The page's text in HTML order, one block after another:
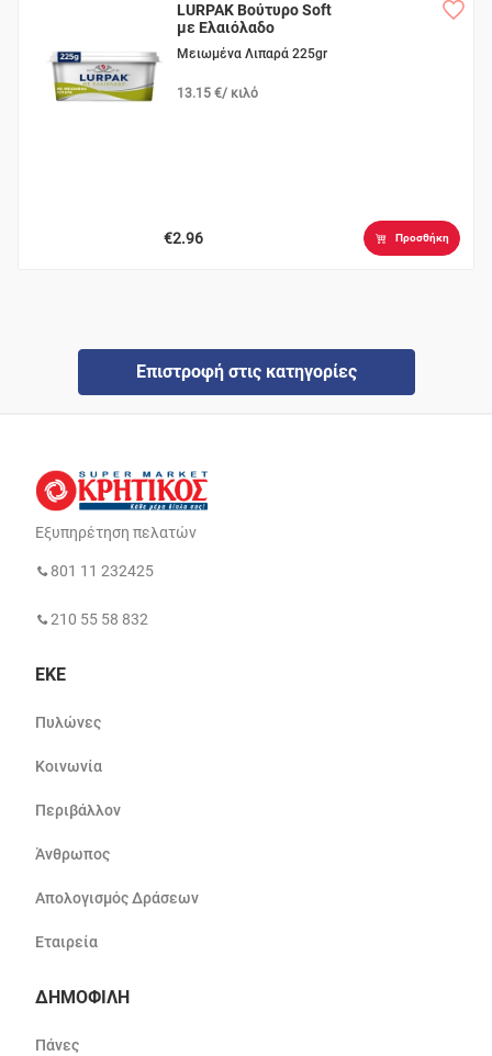
LURPAK Βούτυρο Soft
με Ελαιόλαδο
Μειωμένα Λιπαρά 225gr
13.15 €/ κιλό
€2.96 Προσθήκη
Επιστροφή στις κατηγορίες
Εξυπηρέτηση πελατών
801 11 232425
210 55 58 832
ΕΚΕ
Πυλώνες
Κοινωνία
Περιβάλλον
Άνθρωπος
Απολογισμός Δράσεων
Εταιρεία
ΔΗΜΟΦΙΛΗ
Πάνες